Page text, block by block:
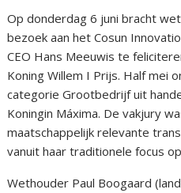
Op donderdag 6 juni bracht
bezoek aan het Cosun
CEO Hans Meeuwis te
Koning Willem I Prijs. Half mei
categorie Grootbedrijf uit
Koningin Máxima. De vakjury
maatschappelijk relevante
vanuit haar traditionele focus
Wethouder Paul Boogaard